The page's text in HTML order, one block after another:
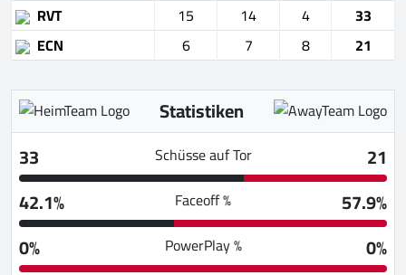
RVT
15 14 4
33
ECN
6 7 8 21
Statistiken
33
Schüsse auf Tor
21
42.1%
Faceoff %
57.9%
0%
PowerPlay % 0%